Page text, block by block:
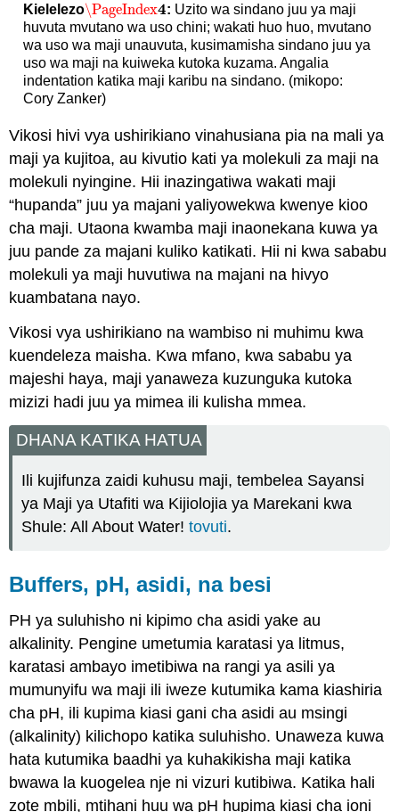
Kielelezo\PageIndex4
\PageIndex4: Uzito wa sindano juu ya maji
huvuta mvutano wa uso chini; wakati huo huo, mvutano
wa uso wa maji unauvuta, kusimamisha sindano juu ya
uso wa maji na kuiweka kutoka kuzama. Angalia
indentation katika maji karibu na sindano. (mikopo:
Cory Zanker)
Vikosi hivi vya ushirikiano vinahusiana pia na mali ya
maji ya kujitoa, au kivutio kati ya molekuli za maji na
molekuli nyingine. Hii inazingatiwa wakati maji
“hupanda” juu ya majani yaliyowekwa kwenye kioo
cha maji. Utaona kwamba maji inaonekana kuwa ya
juu pande za majani kuliko katikati. Hii ni kwa sababu
molekuli ya maji huvutiwa na majani na hivyo
kuambatana nayo.
Vikosi vya ushirikiano na wambiso ni muhimu kwa
kuendeleza maisha. Kwa mfano, kwa sababu ya
majeshi haya, maji yanaweza kuzunguka kutoka
mizizi hadi juu ya mimea ili kulisha mmea.
DHANA KATIKA HATUA
Ili kujifunza zaidi kuhusu maji, tembelea Sayansi
ya Maji ya Utafiti wa Kijiolojia ya Marekani kwa
Shule: All About Water!tovuti.
Buffers, pH, asidi, na besi
PH ya suluhisho ni kipimo cha asidi yake au
alkalinity. Pengine umetumia karatasi ya litmus,
karatasi ambayo imetibiwa na rangi ya asili ya
mumunyifu wa maji ili iweze kutumika kama kiashiria
cha pH, ili kupima kiasi gani cha asidi au msingi
(alkalinity) kilichopo katika suluhisho. Unaweza kuwa
hata kutumika baadhi ya kuhakikisha maji katika
bwawa la kuogelea nje ni vizuri kutibiwa. Katika hali
zote mbili, mtihani huu wa pH hupima kiasi cha ioni